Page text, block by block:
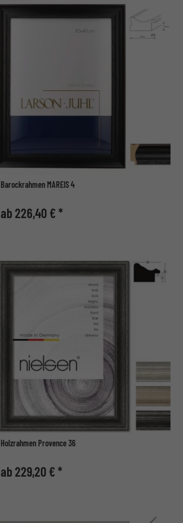
Barockrahmen MAREIS 4
ab 226,40 € *
Holzrahmen Provence 36
ab 229,20 € *